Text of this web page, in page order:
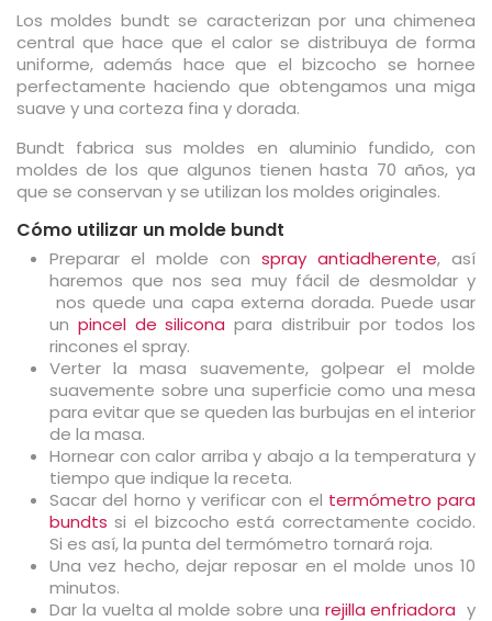
Los moldes bundt se caracterizan por una chimenea
central que hace que el calor se distribuya de forma
uniforme, además hace que el bizcocho se hornee
perfectamente haciendo que obtengamos una miga
suave y una corteza fina y dorada.
Bundt fabrica sus moldes en aluminio fundido, con
moldes de los que algunos tienen hasta 70 años, ya
que se conservan y se utilizan los moldes originales.
Cómo utilizar un molde bundt
Preparar el molde con spray antiadherente, así
haremos que nos sea muy fácil de desmoldar y
nos quede una capa externa dorada. Puede usar
un pincel de silicona para distribuir por todos los
rincones el spray.
Verter la masa suavemente, golpear el molde
suavemente sobre una superficie como una mesa
para evitar que se queden las burbujas en el interior
de la masa.
Hornear con calor arriba y abajo a la temperatura y
tiempo que indique la receta.
Sacar del horno y verificar con el termómetro para
bundts si el bizcocho está correctamente cocido.
Si es así, la punta del termómetro tornará roja.
Una vez hecho, dejar reposar en el molde unos 10
minutos.
Dar la vuelta al molde sobre una rejilla enfriadora y